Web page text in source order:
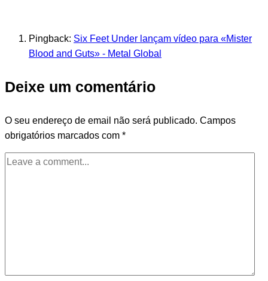
Pingback: Six Feet Under lançam vídeo para «Mister
Blood and Guts» - Metal Global
Deixe um comentário
O seu endereço de email não será publicado. Campos
obrigatórios marcados com *